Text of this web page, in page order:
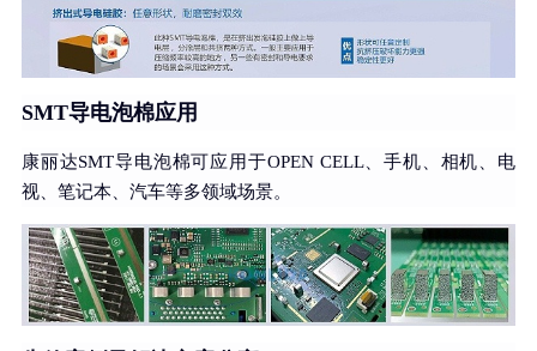
SMT导电泡棉应用
康丽达SMT导电泡棉可应用于OPEN CELL、手机、相机、电
视、笔记本、汽车等多领域场景。